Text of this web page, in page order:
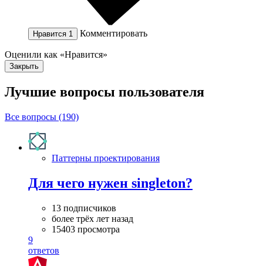
Нравится 1 Комментировать
Оценили как «Нравится»
Закрыть
Лучшие вопросы пользователя
Все вопросы (190)
Паттерны проектирования
Для чего нужен singleton?
13 подписчиков
более трёх лет назад
15403 просмотра
9
ответов